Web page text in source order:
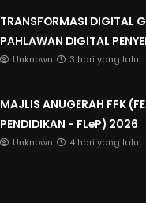
TRANSFORMASI DIGITAL
PAHLAWAN DIGITAL
Unknown 3 hari yang lalu
MAJLIS ANUGERAH FFK
PENDIDIKAN - FLeP) 2026
Unknown 4 hari yang lalu